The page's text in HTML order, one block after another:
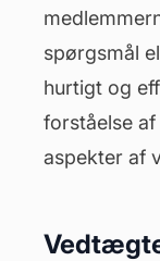
spørgsmål
hurtigt og
forståelse
aspekter af